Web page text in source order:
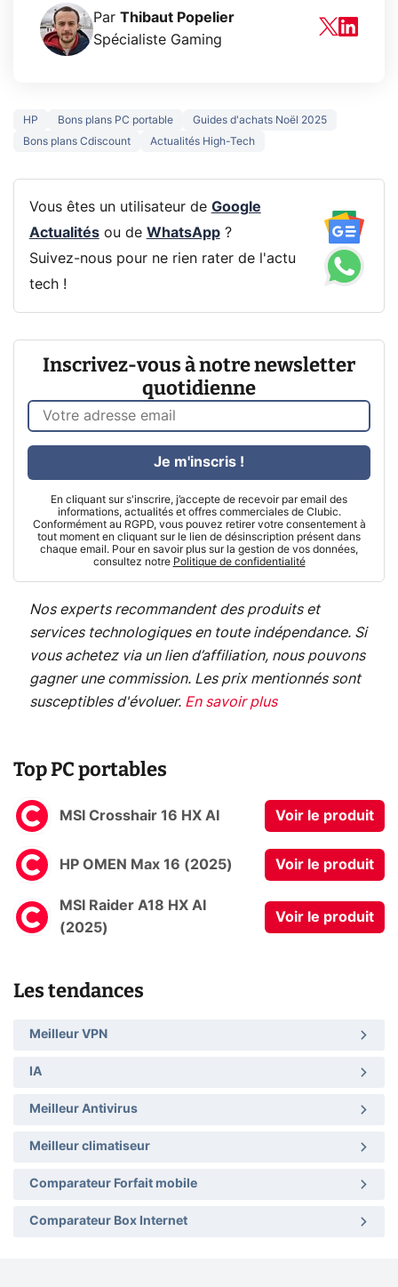
Par Thibaut Popelier
Spécialiste Gaming
HP Bons plans PC portable
Guides d'achats Noël 2025
Bons plans Cdiscount
Actualités High-Tech
Vous êtes un utilisateur de Google
Actualitésou de WhatsApp?
Suivez-nous pour ne rien rater de l'actu
tech !
Inscrivez-vous à notre newsletter
quotidienne
En cliquant sur s'inscrire, j’accepte de recevoir par email des
informations, actualités et offres commerciales de Clubic.
Conformément au RGPD, vous pouvez retirer votre consentement à
tout moment en cliquant sur le lien de désinscription présent dans
chaque email. Pour en savoir plus sur la gestion de vos données,
consultez notre Politique de confidentialité
Je m'inscris !
Nos experts recommandent des produits et
services technologiques en toute indépendance. Si
vous achetez via un lien d’affiliation, nous pouvons
gagner une commission. Les prix mentionnés sont
susceptibles d'évoluer. En savoir plus
Top PC portables
MSI Crosshair 16 HX AI Voir le produit
HP OMEN Max 16 (2025) Voir le produit
MSI Raider A18 HX AI
(2025)
Voir le produit
Les tendances
Meilleur VPN
IA
Meilleur Antivirus
Meilleur climatiseur
Comparateur Forfait mobile
Comparateur Box Internet